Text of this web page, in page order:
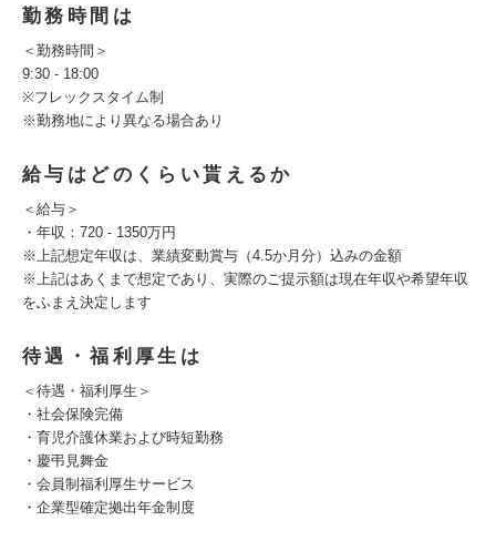
勤務時間は
＜勤務時間＞
9:30 - 18:00
※フレックスタイム制
※勤務地により異なる場合あり
給与はどのくらい貰えるか
＜給与＞
・年収：720 - 1350万円
※上記想定年収は、業績変動賞与（4.5か月分）込みの金額
※上記はあくまで想定であり、実際のご提示額は現在年収や希望年収
をふまえ決定します
待遇・福利厚生は
＜待遇・福利厚生＞
・社会保険完備
・育児介護休業および時短勤務
・慶弔見舞金
・会員制福利厚生サービス
・企業型確定拠出年金制度